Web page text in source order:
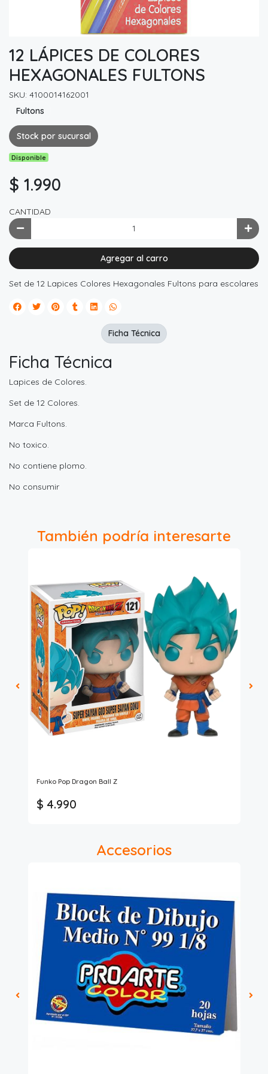
12 LÁPICES DE COLORES
HEXAGONALES FULTONS
SKU: 4100014162001
Fultons
Stock por sucursal
Disponible
$ 1.990
CANTIDAD
Agregar al carro
Set de 12 Lapices Colores Hexagonales Fultons para escolares
Ficha Técnica
Lapices de Colores.
Set de 12 Colores.
Marca Fultons.
No toxico.
No contiene plomo.
No consumir
Ficha Técnica
También podría interesarte
Funko Pop Dragon Ball Z
$ 4.990
Accesorios